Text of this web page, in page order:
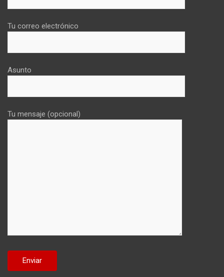
Tu correo electrónico
Asunto
Tu mensaje (opcional)